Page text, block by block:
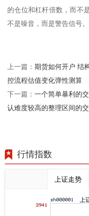
的仓位和杠杆倍数，而不
不是噪音，而是警告信号
上一篇： 期货如何开户 结
控流程估值变化弹性测算
下一篇： 一个简单暴利的
认难度较高的整理区间的
行情指数
上证走势